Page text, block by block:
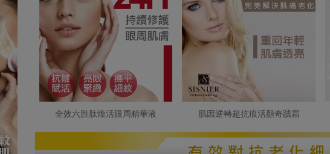
全效六胜肽煥活眼周精華液 肌因逆轉超抗痕活顏奇蹟霜